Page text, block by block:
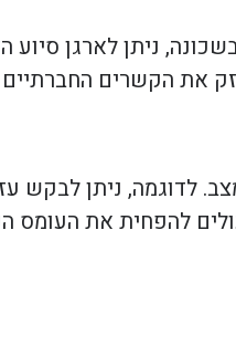
ניתן לארגן סיוע
את הקשרים החברתיים
לדוגמה, ניתן לבקש
להפחית את העומס